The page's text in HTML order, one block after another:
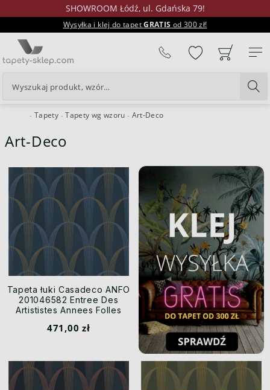
SHOWROOM Łódź, ul. Gdańska 79!
Wysyłka i klej do tapetGRATIS od 300 zł!
24H Tapety Tapety wg wzoru Art-Deco
Art-Deco
Tapeta łuki Casadeco ANFO
201046582 Entree Des
Artististes Annees Folles
471,00 zł